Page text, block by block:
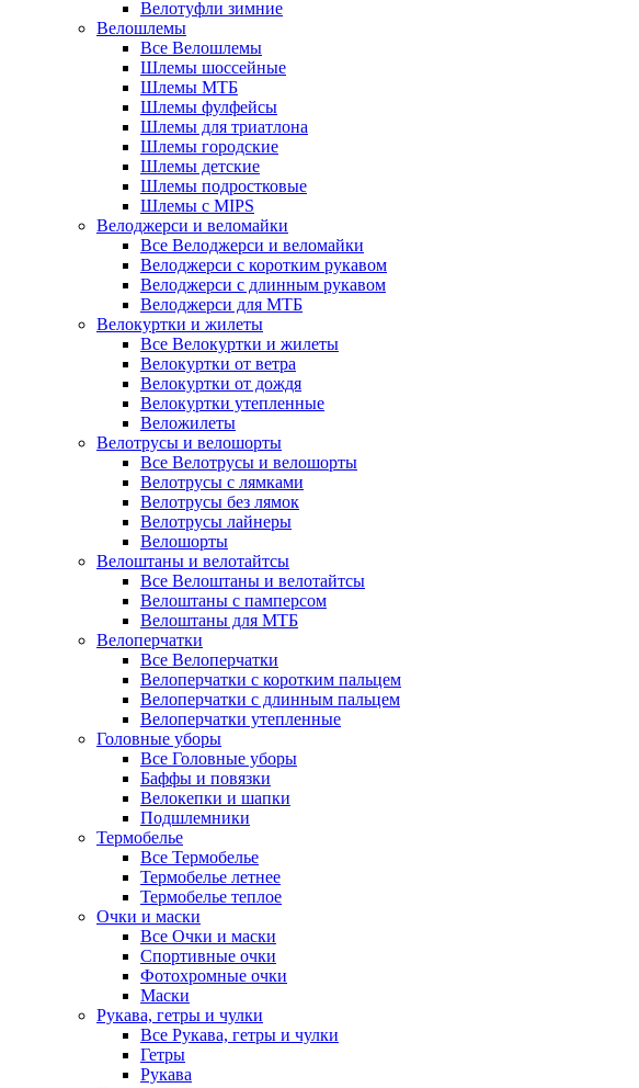
Велотуфли зимние
Велошлемы
Все Велошлемы
Шлемы шоссейные
Шлемы МТБ
Шлемы фулфейсы
Шлемы для триатлона
Шлемы городские
Шлемы детские
Шлемы подростковые
Шлемы с MIPS
Велоджерси и веломайки
Все Велоджерси и веломайки
Велоджерси с коротким рукавом
Велоджерси с длинным рукавом
Велоджерси для МТБ
Велокуртки и жилеты
Все Велокуртки и жилеты
Велокуртки от ветра
Велокуртки от дождя
Велокуртки утепленные
Веложилеты
Велотрусы и велошорты
Все Велотрусы и велошорты
Велотрусы с лямками
Велотрусы без лямок
Велотрусы лайнеры
Велошорты
Велоштаны и велотайтсы
Все Велоштаны и велотайтсы
Велоштаны с памперсом
Велоштаны для МТБ
Велоперчатки
Все Велоперчатки
Велоперчатки с коротким пальцем
Велоперчатки с длинным пальцем
Велоперчатки утепленные
Головные уборы
Все Головные уборы
Баффы и повязки
Велокепки и шапки
Подшлемники
Термобелье
Все Термобелье
Термобелье летнее
Термобелье теплое
Очки и маски
Все Очки и маски
Спортивные очки
Фотохромные очки
Маски
Рукава, гетры и чулки
Все Рукава, гетры и чулки
Гетры
Рукава